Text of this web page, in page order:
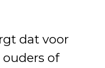
dat voor
of